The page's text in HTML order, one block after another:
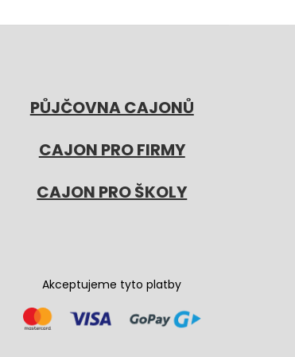
PŮJČOVNA CAJONŮ
CAJON PRO FIRMY
CAJON PRO ŠKOLY
Akceptujeme tyto platby